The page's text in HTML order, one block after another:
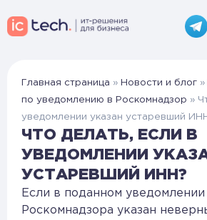
Главная страница » Новости и блог »
по уведомлению в Роскомнадзор »
уведомлении указан устаревший
ЧТО ДЕЛАТЬ, ЕСЛИ В
УВЕДОМЛЕНИИ
УСТАРЕВШИЙ ИНН?
Если в поданном уведомлении
Роскомнадзора указан